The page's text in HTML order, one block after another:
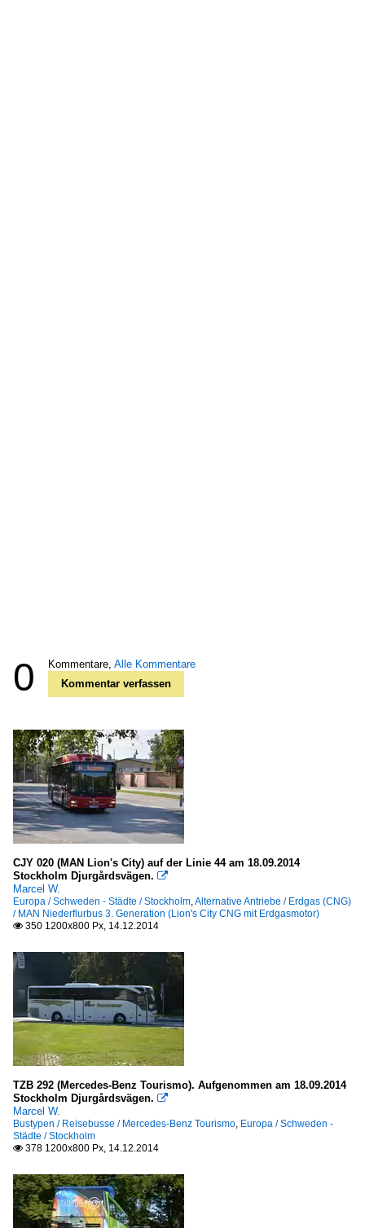
0 Kommentare, Alle Kommentare
Kommentar verfassen
CJY 020 (MAN Lion's City) auf der Linie 44 am 18.09.2014
Stockholm Djurgårdsvägen. 
Marcel W.
Europa / Schweden - Städte / Stockholm,Alternative Antriebe / Erdgas (CNG)
/ MAN Niederflurbus 3. Generation (Lion's City CNG mit Erdgasmotor)
 350 1200x800 Px, 14.12.2014
TZB 292 (Mercedes-Benz Tourismo). Aufgenommen am 18.09.2014
Stockholm Djurgårdsvägen. 
Marcel W.
Bustypen / Reisebusse / Mercedes-Benz Tourismo, Europa / Schweden -
Städte / Stockholm
 378 1200x800 Px, 14.12.2014